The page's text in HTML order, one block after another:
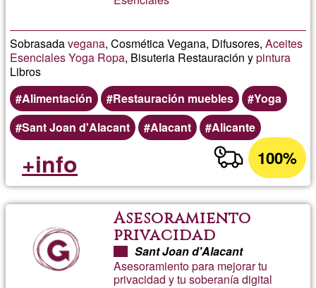
Sobrasadavegana, Cosmética Vegana, Difusores,Aceites
EsencialesYoga Ropa, Bisuteria Restauración ypintura
Libros
Alimentación
Restauración muebles
Yoga
Sant Joan d'Alacant
Alacant Alicante
100%
+info
Asesoramiento
privacidad
Sant Joan d'Alacant
Asesoramiento para mejorar tu
privacidad y tu soberanía digital